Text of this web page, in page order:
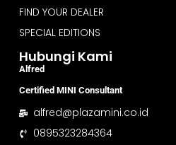
FIND YOUR DEALER
SPECIAL EDITIONS
Hubungi Kami
Alfred
Certified MINI Consultant
alfred@plazamini.co.id
0895323284364